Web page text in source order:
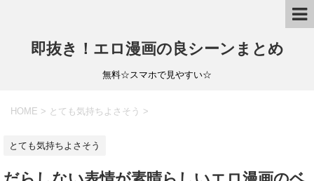
即抜き！エロ漫画の良シーンまとめ
無料☆スマホで見やすい☆
HOME > とても気持ちよさそう >
とても気持ちよさそう